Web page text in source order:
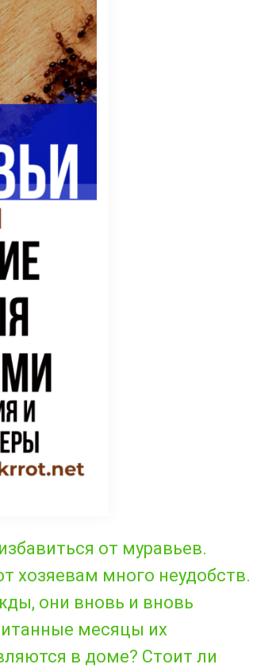
от муравьев.
хозяевам много неудобств.
они вновь и вновь
месяцы их
в доме? Стоит ли